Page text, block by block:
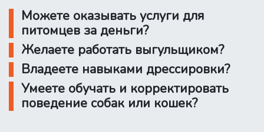
Можете оказывать услуги для
питомцев за деньги?
Желаете работать выгульщиком?
Владеете навыками дрессировки?
Умеете обучать и корректировать
поведение собак или кошек?